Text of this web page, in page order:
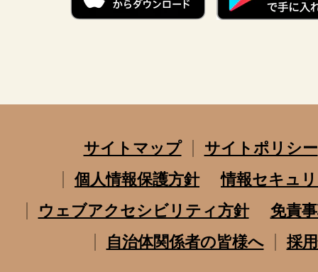
サイトマップ
サイトポリシー
個人情報保護方針
情報セキュ
ウェブアクセシビリティ方針
免責
自治体関係者の皆様へ
採